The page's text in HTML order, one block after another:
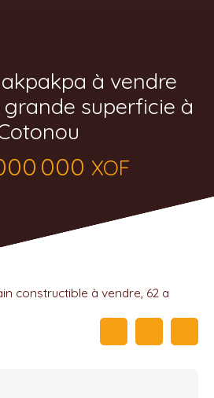
à vendre
superficie à
000 XOF
constructible à vendre, 62 a